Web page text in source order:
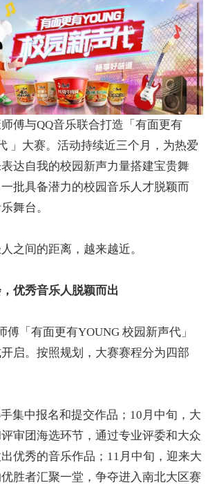
傅与QQ音乐联合打造「有面更有
」大赛。活动持续近三个月，为热爱
达自我的校园新声力量搭建宝贵舞
批具备潜力的校园音乐人才脱颖而
舞台。
之间的距离，越来越近。
优秀音乐人脱颖而出
傅「有面更有YOUNG 校园新声代」
启。按照规划，大赛赛程分为四部
集中报名和提交作品；10月中旬，大
审团海选环节，通过专业评委和大众
优秀的音乐作品；11月中旬，迎来大
胜者汇聚一堂，争夺进入南北大区赛